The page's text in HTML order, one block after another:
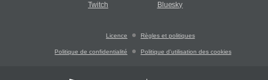
Twitch Bluesky
Licence Règles et politiques
Politique de confidentialité Politique d'utilisation des cookies